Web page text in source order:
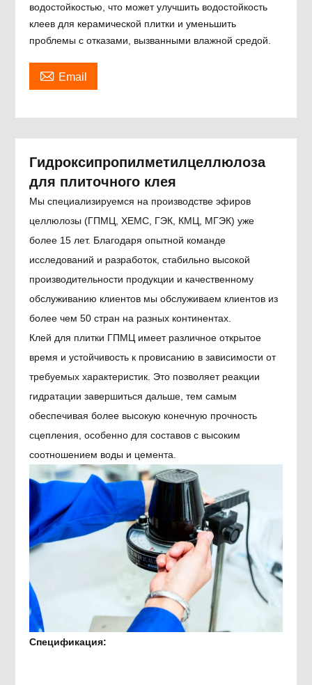
водостойкостью, что может улучшить водостойкость
клеев для керамической плитки и уменьшить
проблемы с отказами, вызванными влажной средой.
 Email
Гидроксипропилметилцеллюлоза
для плиточного клея
Мы специализируемся на производстве эфиров
целлюлозы (ГПМЦ, ХЕМС, ГЭК, КМЦ, МГЭК) уже
более 15 лет. Благодаря опытной команде
исследований и разработок, стабильно высокой
производительности продукции и качественному
обслуживанию клиентов мы обслуживаем клиентов из
более чем 50 стран на разных континентах.
Клей для плитки ГПМЦ имеет различное открытое
время и устойчивость к провисанию в зависимости от
требуемых характеристик. Это позволяет реакции
гидратации завершиться дальше, тем самым
обеспечивая более высокую конечную прочность
сцепления, особенно для составов с высоким
соотношением воды и цемента.
Спецификация: